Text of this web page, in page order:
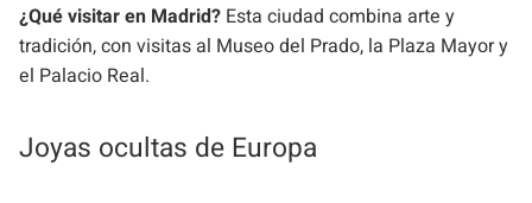
¿Qué visitar en Madrid? Esta ciudad combina arte y
tradición, con visitas al Museo del Prado, la Plaza Mayor y
el Palacio Real.
Joyas ocultas de Europa